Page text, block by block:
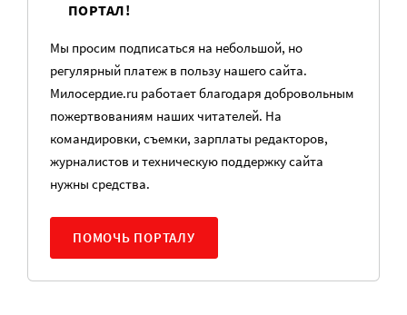
ПОРТАЛ!
Мы просим подписаться на небольшой, но
регулярный платеж в пользу нашего сайта.
Милосердие.ru работает благодаря добровольным
пожертвованиям наших читателей. На
командировки, съемки, зарплаты редакторов,
журналистов и техническую поддержку сайта
нужны средства.
ПОМОЧЬ ПОРТАЛУ